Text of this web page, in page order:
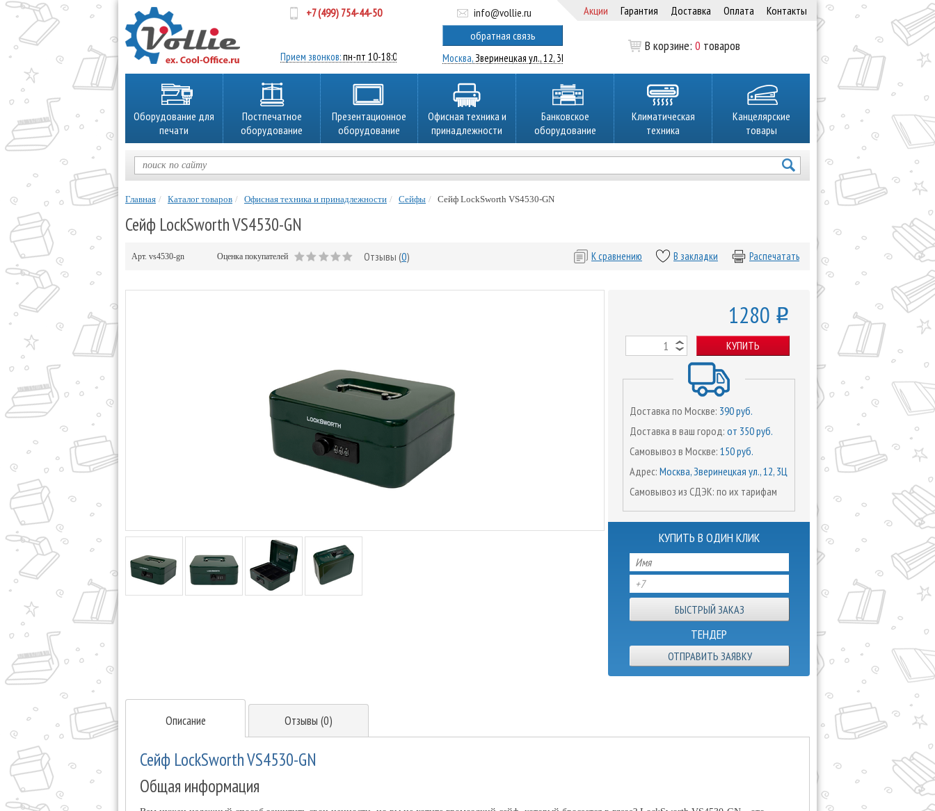
+7 (499) 754-44-50
Прием звонков:пн-пт 10-18:00
info@vollie.ru
обратная связь
Москва,Зверинецкая ул., 12, 3Ц
Акции Гарантия Доставка Оплата Контакты
В корзине:0 товаров
Оборудование для
печати
Постпечатное
оборудование
Презентационное
оборудование
Офисная техника и
принадлежности
Банковское
оборудование
Климатическая
техника
Канцелярские
товары
Главная Каталог товаров Офисная техника и принадлежности Сейфы Сейф LockSworth VS4530-GN
Сейф LockSworth VS4530-GN
Арт. vs4530-gn Оценка покупателей Отзывы (0) Распечатать
В закладки
К сравнению
1280 o
КУПИТЬ
Доставка по Москве: 390 руб.
Доставка в ваш город: от 350 руб.
Самовывоз в Москве: 150 руб.
Адрес: Москва, Зверинецкая ул., 12, 3Ц
Самовывоз из СДЭК: по их тарифам
КУПИТЬ В ОДИН КЛИК
ТЕНДЕР
ОТПРАВИТЬ ЗАЯВКУ
Описание Отзывы (0)
Сейф LockSworth VS4530-GN
Общая информация